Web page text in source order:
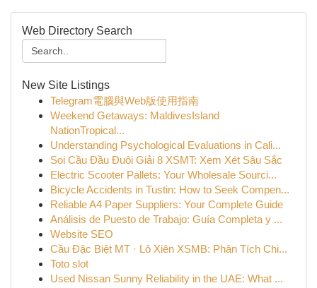
Web Directory Search
New Site Listings
Telegram電腦與Web版使用指南
Weekend Getaways: MaldivesIsland
NationTropical...
Understanding Psychological Evaluations in Cali...
Soi Cầu Đầu Đuôi Giải 8 XSMT: Xem Xét Sâu Sắc
Electric Scooter Pallets: Your Wholesale Sourci...
Bicycle Accidents in Tustin: How to Seek Compen...
Reliable A4 Paper Suppliers: Your Complete Guide
Análisis de Puesto de Trabajo: Guía Completa y ...
Website SEO
Cầu Đặc Biệt MT · Lô Xiên XSMB: Phân Tích Chi...
Toto slot
Used Nissan Sunny Reliability in the UAE: What ...